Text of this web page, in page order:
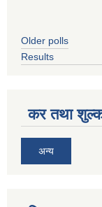
Older polls
Results
कर तथा
अन्य